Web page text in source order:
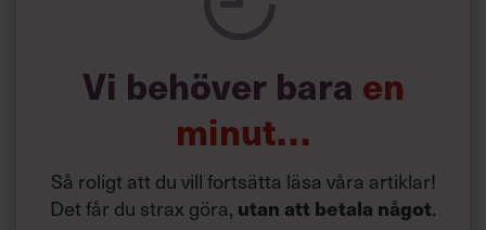
Vi behöver bara en
minut…
Så roligt att du vill fortsätta läsa våra artiklar!
Det får du strax göra, utan att betala något.